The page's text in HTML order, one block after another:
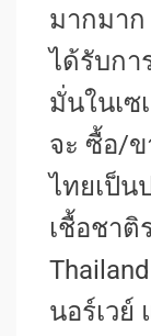
มากมาก
ได้รับกา
มั่นในเซ
จะ ซื้อ/ข
ไทยเป็น
เชื้อชาติ
นอร์เวย์